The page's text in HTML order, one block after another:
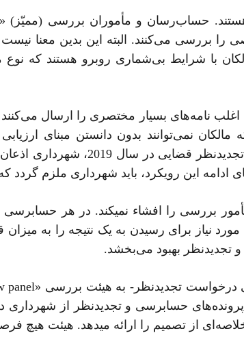
با شرایط بی‌شماری روبرو هستند که
نامه‌های بسیار مختصری را ارسال
نمی‌توانند بدون دانستن مبنای
سال‌هاست که وجود دارد. در
ادامه این رویکرد، باید شهرداری ملزم گردد
بررسی را افشاء نمی­کند. در هر
نیاز برای رسیدن به یک نتیجه را به
تجدیدنظر بهبود می‌بخشد.
حسابرسی و تجدیدنظر از شهرداری
از تصمیم را ارائه می­دهد. هیئت هیچ